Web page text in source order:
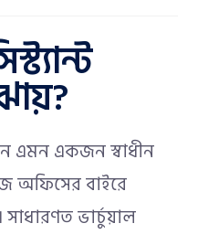
এমন একজন স্বাধীন
অফিসের বাইরে
ভার্চুয়াল